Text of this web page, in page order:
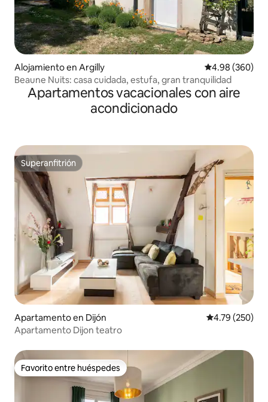
Alojamiento en Argilly Calificación
4.98 (360)
Beaune Nuits: casa cuidada, estufa, gran tranquilidad
Apartamentos vacacionales con aire
acondicionado
Superanfitrión
Superanfitrión
Apartamento en Dijón Calificación
4.79 (250)
Apartamento Dijon teatro
Favorito entre huéspedes
Favorito entre huéspedes